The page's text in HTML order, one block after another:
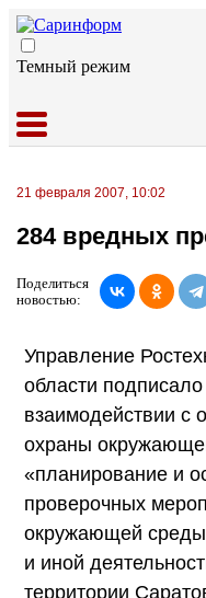
Темный режим
21 февраля 2007, 10:02
284 вредных
Поделиться
новостью:
Управление
области
взаимодействии с
охраны
«планирование и
проверочных
окружающей среды
и иной
территории